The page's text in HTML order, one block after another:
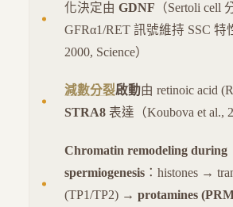
化決定由 GDNF （Sertoli cell
GFRα1/RET 訊號維持 SSC 特
2000, Science）
減數分裂啟動由 retinoic acid
STRA8 表達（Koubova et al.,
Chromatin remodeling during
spermiogenesis ：histones →
(TP1/TP2) → protamines